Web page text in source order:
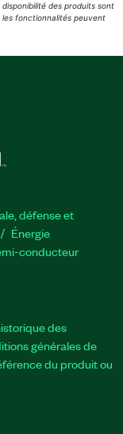
des produits sont
les fonctionnalités peuvent
défense et
Énergie​
conducteur
des
générales de
du produit ou